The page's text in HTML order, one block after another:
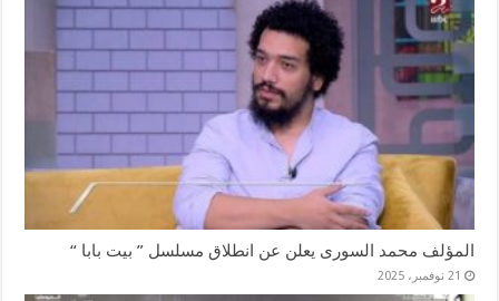
المؤلف محمد السورى يعلن عن انطلاق مسلسل ” بيت بابا “
21 نوفمبر، 2025